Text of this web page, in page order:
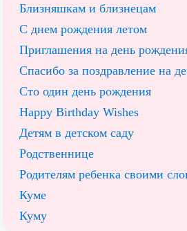
Близняшкам и близнецам
С днем рождения летом
Приглашения на день
Спасибо за поздравление на
Сто один день рождения
Happy Birthday Wishes
Детям в детском саду
Родственнице
Родителям ребенка своими
Куме
Куму